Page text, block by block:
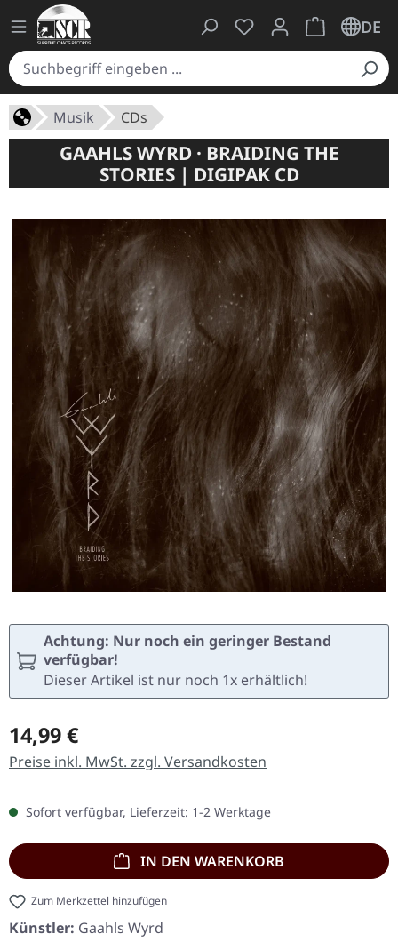
Du hast 0 Produkte
Warenkorb
DE
Musik CDs
GAAHLS WYRD · BRAIDING THE
STORIES | DIGIPAK CD
Achtung: Nur noch ein geringer Bestand
verfügbar!
Dieser Artikel ist nur noch 1x erhältlich!
Regulärer Preis:
14,99 €
Preise inkl. MwSt. zzgl. Versandkosten
Sofort verfügbar, Lieferzeit: 1-2 Werktage
IN DEN WARENKORB
Zum Merkzettel hinzufügen
Künstler: Gaahls Wyrd